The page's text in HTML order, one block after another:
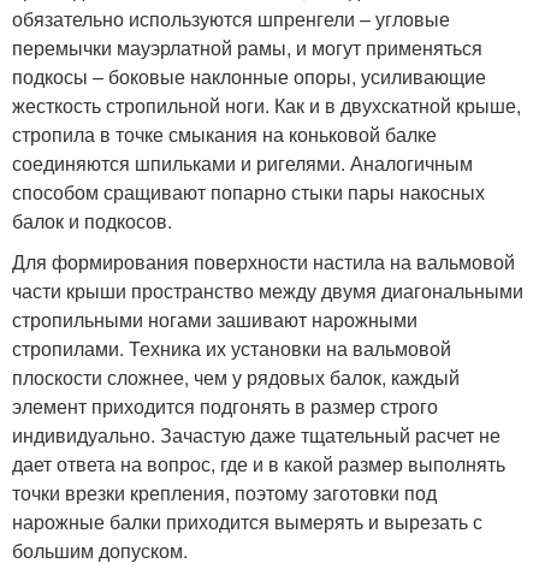
обязательно используются шпренгели – угловые
перемычки мауэрлатной рамы, и могут применяться
подкосы – боковые наклонные опоры, усиливающие
жесткость стропильной ноги. Как и в двухскатной крыше,
стропила в точке смыкания на коньковой балке
соединяются шпильками и ригелями. Аналогичным
способом сращивают попарно стыки пары накосных
балок и подкосов.
Для формирования поверхности настила на вальмовой
части крыши пространство между двумя диагональными
стропильными ногами зашивают нарожными
стропилами. Техника их установки на вальмовой
плоскости сложнее, чем у рядовых балок, каждый
элемент приходится подгонять в размер строго
индивидуально. Зачастую даже тщательный расчет не
дает ответа на вопрос, где и в какой размер выполнять
точки врезки крепления, поэтому заготовки под
нарожные балки приходится вымерять и вырезать с
большим допуском.